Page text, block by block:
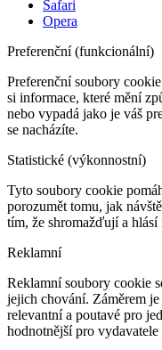
Safari
Opera
Preferenční (funkcionální)
Preferenční soubory
si informace, které mění
nebo vypadá jako je váš
se nacházíte.
Statistické (výkonnostní)
Tyto soubory cookie
porozumět tomu, jak
tím, že shromažďují a hlásí
Reklamní
Reklamní soubory cookie
jejich chování. Záměrem
relevantní a poutavé pro
hodnotnější pro